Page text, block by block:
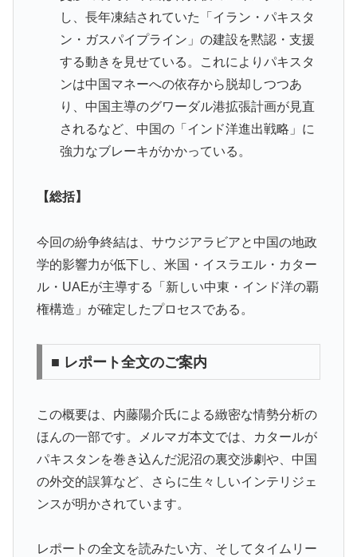
し、長年凍結されていた「イラン・パキスタ
ン・ガスパイプライン」の建設を黙認・支援
する動きを見せている。これによりパキスタ
ンは中国マネーへの依存から脱却しつつあ
り、中国主導のグワーダル港拡張計画が見直
されるなど、中国の「インド洋進出戦略」に
強力なブレーキがかかっている。
【総括】
今回の紛争終結は、サウジアラビアと中国の地政
学的影響力が低下し、米国・イスラエル・カター
ル・UAEが主導する「新しい中東・インド洋の覇
権構造」が確定したプロセスである。
■ レポート全文のご案内
この概要は、内藤陽介氏による緻密な情勢分析の
ほんの一部です。メルマガ本文では、カタールが
パキスタンを巻き込んだ泥沼の裏交渉劇や、中国
の外交的誤算など、さらに生々しいインテリジェ
ンスが明かされています。
レポートの全文を読みたい方、そしてタイムリー